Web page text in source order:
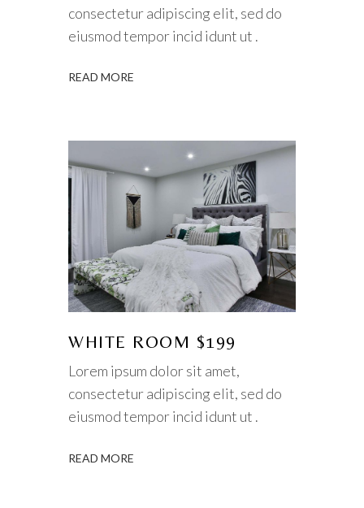
consectetur adipiscing elit, sed do
eiusmod tempor incid idunt ut .
READ MORE
WHITE ROOM $199
Lorem ipsum dolor sit amet,
consectetur adipiscing elit, sed do
eiusmod tempor incid idunt ut .
READ MORE